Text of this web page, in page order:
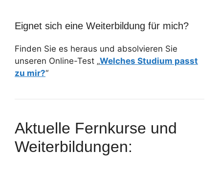
Eignet sich eine Weiterbildung für mich?
Finden Sie es heraus und absolvieren Sie
unseren Online-Test „Welches Studium passt
zu mir?“
Aktuelle Fernkurse und
Weiterbildungen: